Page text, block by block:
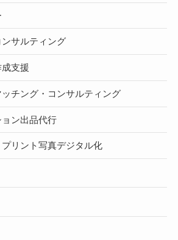
サルティング
支援
チング・コンサルティング
ン出品代行
リント写真デジタル化